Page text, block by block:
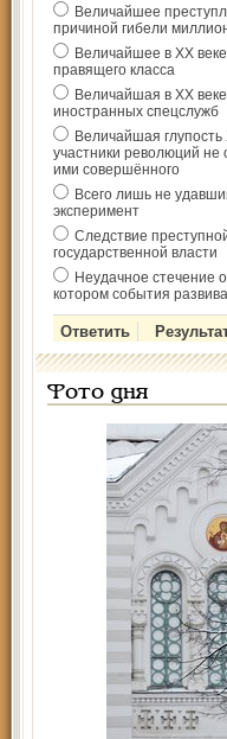
Величайшее
причиной гибели
Величайшее в ХХ
правящего класса
Величайшая в ХХ
иностранных спецслужб
Величайшая глупость
участники революций не
ими совершённого
Всего лишь не
эксперимент
Следствие
государственной власти
Неудачное стечение
котором события
Фото дня